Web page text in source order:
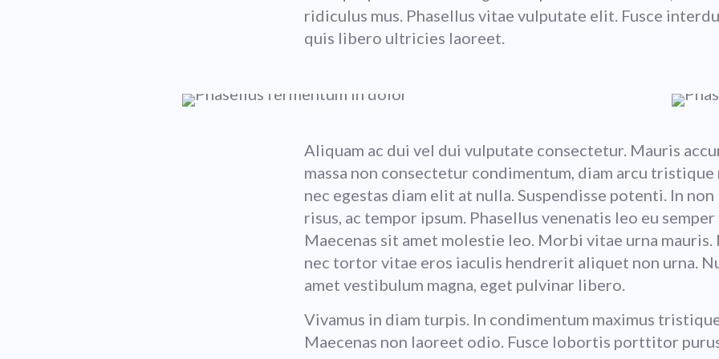
ridiculus mus. Phasellus vitae vulputate elit. Fusce
quis libero ultricies laoreet.
Aliquam ac dui vel dui vulputate consectetur. Mauris
massa non consectetur condimentum, diam arcu tristique
nec egestas diam elit at nulla. Suspendisse potenti. In
risus, ac tempor ipsum. Phasellus venenatis leo eu semper
Maecenas sit amet molestie leo. Morbi vitae urna mauris.
nec tortor vitae eros iaculis hendrerit aliquet non urna.
amet vestibulum magna, eget pulvinar libero.
Vivamus in diam turpis. In condimentum maximus
Maecenas non laoreet odio. Fusce lobortis porttitor